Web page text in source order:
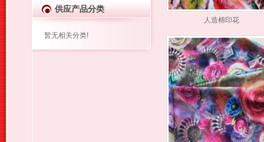
供应产品分类
暂无相关分类!
人造棉印花